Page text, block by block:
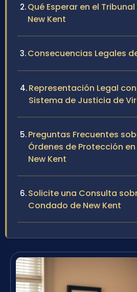
Qué Esperar en el
New Kent
Consecuencias Legales
Representación Legal
Sistema de Justicia de
Preguntas Frecuentes
Órdenes de Protección
New Kent
Solicite una Consulta
Condado de New Kent